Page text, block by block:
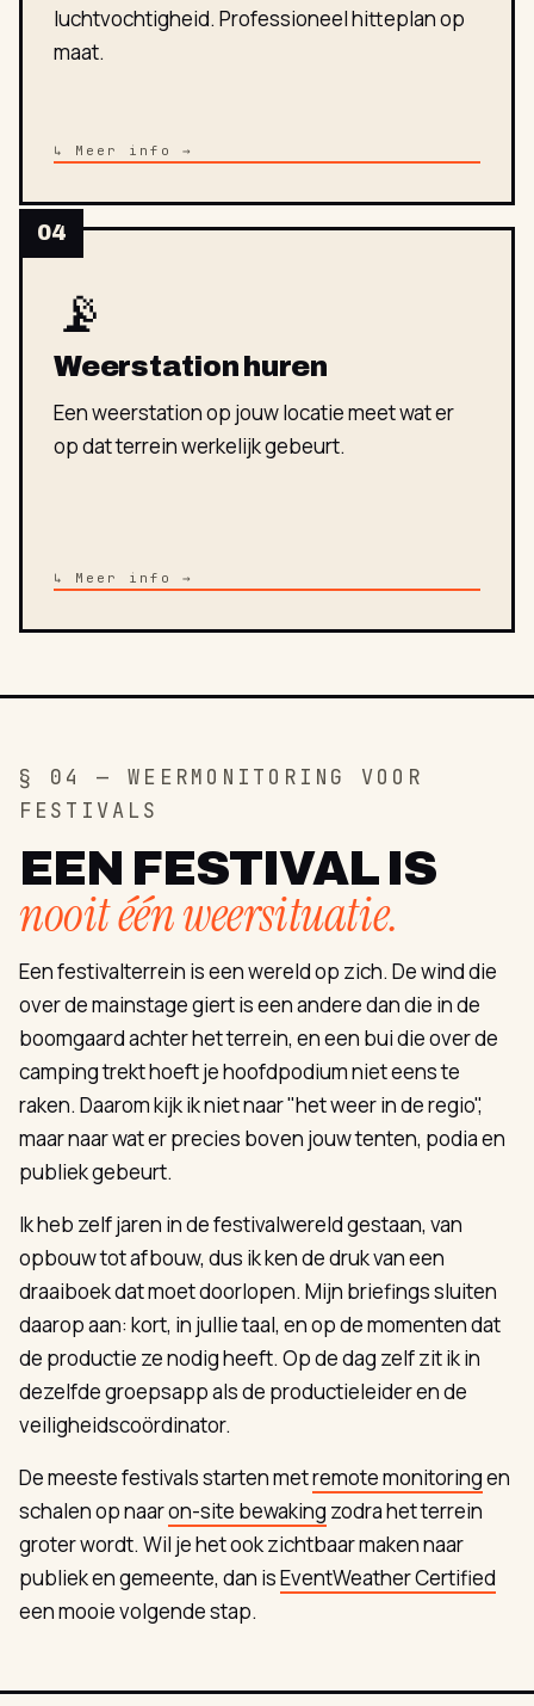
luchtvochtigheid. Professioneel hitteplan op
maat.
↳ Meer info →
04
📡
Weerstation huren
Een weerstation op jouw locatie meet wat er
op dat terrein werkelijk gebeurt.
↳ Meer info →
§ 04 — WEERMONITORING VOOR
FESTIVALS
EEN FESTIVAL IS
nooit één weersituatie.
Een festivalterrein is een wereld op zich. De wind die
over de mainstage giert is een andere dan die in de
boomgaard achter het terrein, en een bui die over de
camping trekt hoeft je hoofdpodium niet eens te
raken. Daarom kijk ik niet naar "het weer in de regio",
maar naar wat er precies boven jouw tenten, podia en
publiek gebeurt.
Ik heb zelf jaren in de festivalwereld gestaan, van
opbouw tot afbouw, dus ik ken de druk van een
draaiboek dat moet doorlopen. Mijn briefings sluiten
daarop aan: kort, in jullie taal, en op de momenten dat
de productie ze nodig heeft. Op de dag zelf zit ik in
dezelfde groepsapp als de productieleider en de
veiligheidscoördinator.
De meeste festivals starten metremote monitoringen
schalen op naaron-site bewaking zodra het terrein
groter wordt. Wil je het ook zichtbaar maken naar
publiek en gemeente, dan isEventWeather Certified
een mooie volgende stap.